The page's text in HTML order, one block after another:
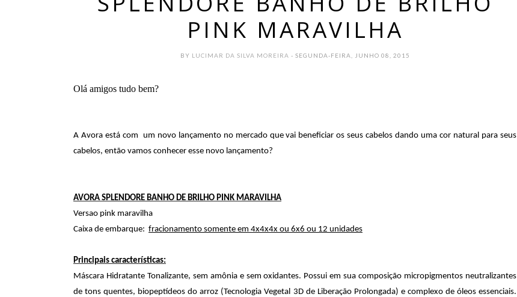
PINK MARAVILHA
BY LUCIMAR DA SILVA MOREIRA - SEGUNDA-FEIRA, JUNHO 08, 2015
Olá amigos tudo bem?
A Avora está com um novo lançamento no mercado que vai beneficiar os seus cabelos dando uma cor natural para seus
cabelos, então vamos conhecer esse novo lançamento?
AVORA SPLENDORE BANHO DE BRILHO PINK MARAVILHA
Versao pink maravilha
Caixa de embarque: fracionamento somente em 4x4x4x ou 6x6 ou 12 unidades
Principais características:
Máscara Hidratante Tonalizante, sem amônia e sem oxidantes. Possui em sua composição micropigmentos neutralizantes
de tons quentes, biopeptídeos do arroz (Tecnologia Vegetal 3D de Liberação Prolongada) e complexo de óleos essenciais.